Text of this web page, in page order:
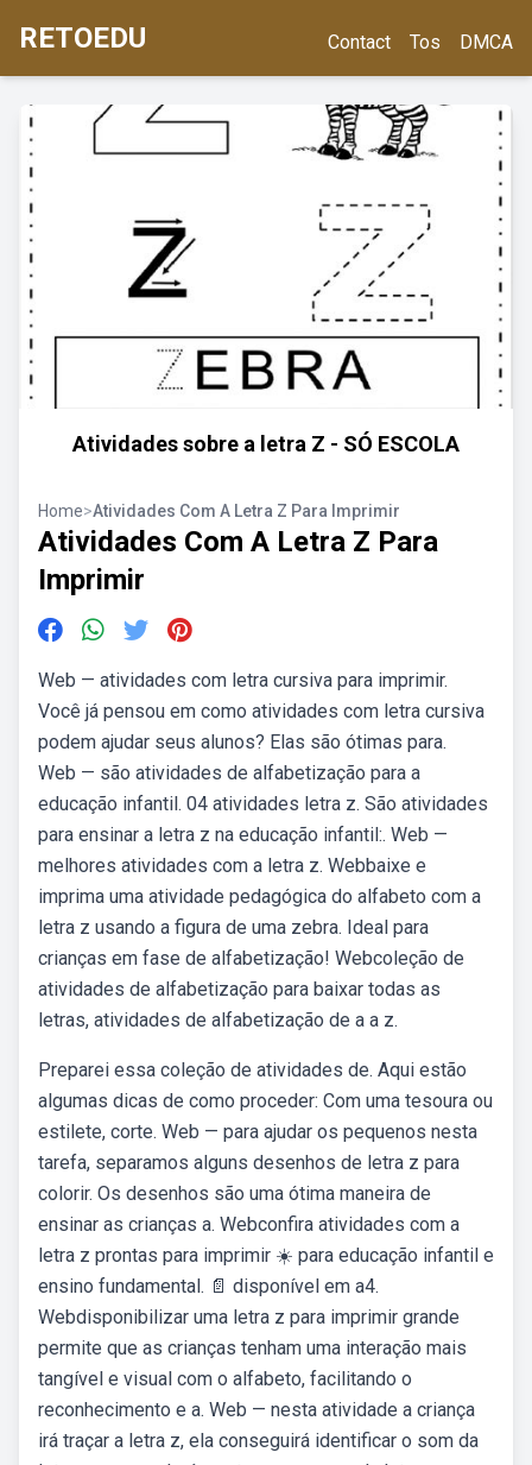
RETOEDU Contact Tos DMCA
Atividades sobre a letra Z - SÓ ESCOLA
Home>Atividades Com A Letra Z Para Imprimir
Atividades Com A Letra Z Para
Imprimir
Web — atividades com letra cursiva para imprimir.
Você já pensou em como atividades com letra cursiva
podem ajudar seus alunos? Elas são ótimas para.
Web — são atividades de alfabetização para a
educação infantil. 04 atividades letra z. São atividades
para ensinar a letra z na educação infantil:. Web —
melhores atividades com a letra z. Webbaixe e
imprima uma atividade pedagógica do alfabeto com a
letra z usando a figura de uma zebra. Ideal para
crianças em fase de alfabetização! Webcoleção de
atividades de alfabetização para baixar todas as
letras, atividades de alfabetização de a a z.
Preparei essa coleção de atividades de. Aqui estão
algumas dicas de como proceder: Com uma tesoura ou
estilete, corte. Web — para ajudar os pequenos nesta
tarefa, separamos alguns desenhos de letra z para
colorir. Os desenhos são uma ótima maneira de
ensinar as crianças a. Webconfira atividades com a
letra z prontas para imprimir ☀️ para educação infantil e
ensino fundamental. 📄 disponível em a4.
Webdisponibilizar uma letra z para imprimir grande
permite que as crianças tenham uma interação mais
tangível e visual com o alfabeto, facilitando o
reconhecimento e a. Web — nesta atividade a criança
irá traçar a letra z, ela conseguirá identificar o som da